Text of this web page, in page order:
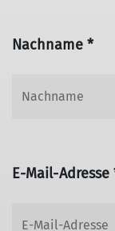
Nachname *
E-Mail-Adresse